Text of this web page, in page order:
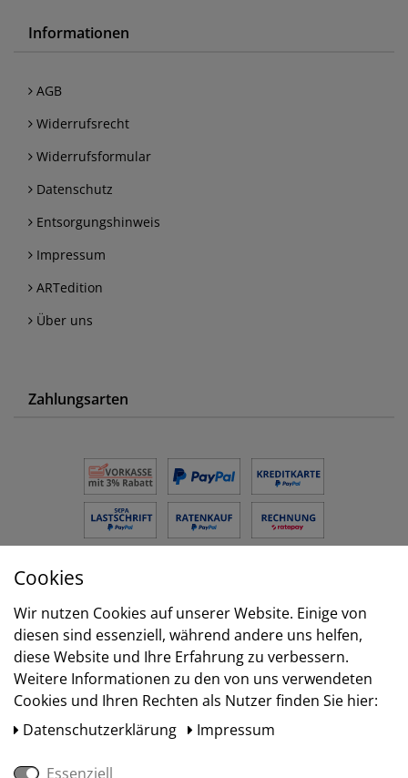
Informationen
AGB
Widerrufsrecht
Widerrufsformular
Datenschutz
Entsorgungshinweis
Impressum
ARTedition
Über uns
Zahlungsarten
Versand
Cookies
Wir nutzen Cookies auf unserer Website. Einige von
diesen sind essenziell, während andere uns helfen,
diese Website und Ihre Erfahrung zu verbessern.
Weitere Informationen zu den von uns verwendeten
Cookies und Ihren Rechten als Nutzer finden Sie hier:
Daten­schutz­erklärung
Impressum
Essenziell